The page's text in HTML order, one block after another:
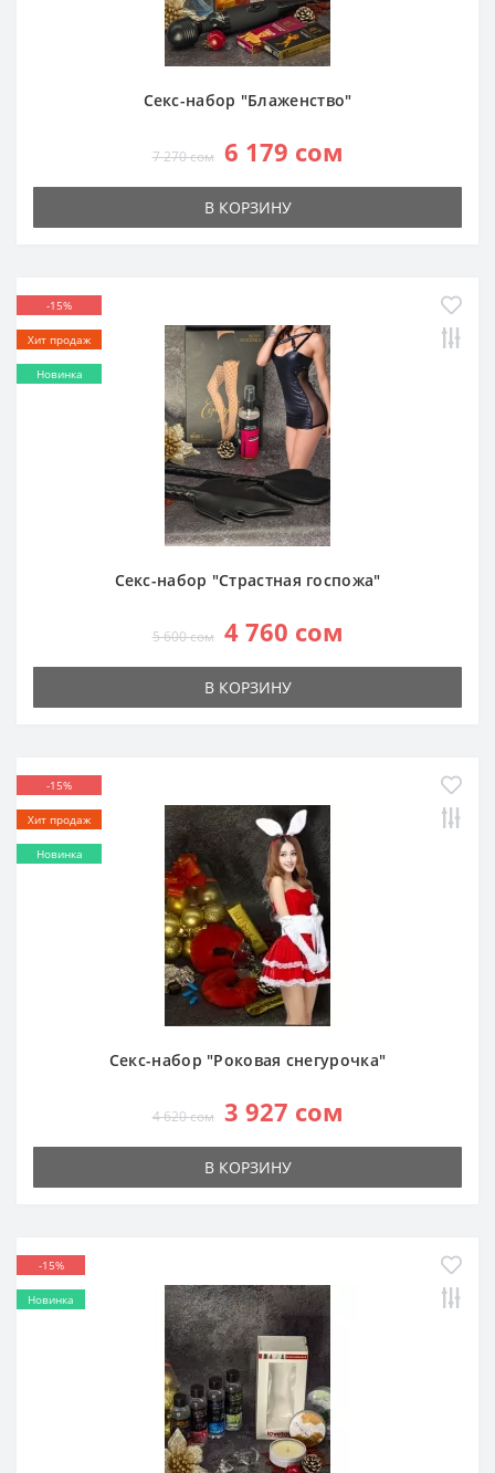
Секс-набор "Блаженство"
7 270 сом 6 179 сом
В КОРЗИНУ
-15%
Хит продаж
Новинка
Секс-набор "Страстная госпожа"
5 600 сом 4 760 сом
В КОРЗИНУ
-15%
Хит продаж
Новинка
Секс-набор "Роковая снегурочка"
4 620 сом 3 927 сом
В КОРЗИНУ
-15%
Новинка